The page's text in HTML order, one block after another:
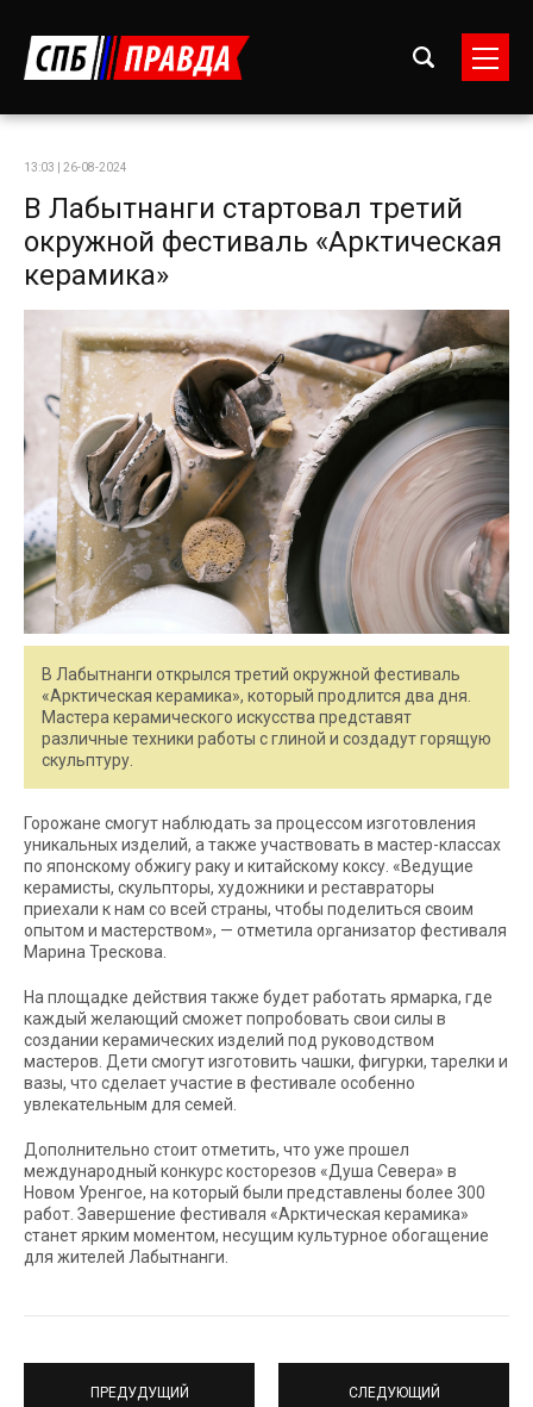
13:03 | 26-08-2024
В Лабытнанги стартовал третий
окружной фестиваль «Арктическая
керамика»
В Лабытнанги открылся третий окружной фестиваль
«Арктическая керамика», который продлится два дня.
Мастера керамического искусства представят
различные техники работы с глиной и создадут горящую
скульптуру.
Горожане смогут наблюдать за процессом изготовления
уникальных изделий, а также участвовать в мастер-классах
по японскому обжигу раку и китайскому коксу. «Ведущие
керамисты, скульпторы, художники и реставраторы
приехали к нам со всей страны, чтобы поделиться своим
опытом и мастерством», — отметила организатор фестиваля
Марина Трескова.
На площадке действия также будет работать ярмарка, где
каждый желающий сможет попробовать свои силы в
создании керамических изделий под руководством
мастеров. Дети смогут изготовить чашки, фигурки, тарелки и
вазы, что сделает участие в фестивале особенно
увлекательным для семей.
Дополнительно стоит отметить, что уже прошел
международный конкурс косторезов «Душа Севера» в
Новом Уренгое, на который были представлены более 300
работ. Завершение фестиваля «Арктическая керамика»
станет ярким моментом, несущим культурное обогащение
для жителей Лабытнанги.
ПРЕДУДУЩИЙ СЛЕДУЮЩИЙ